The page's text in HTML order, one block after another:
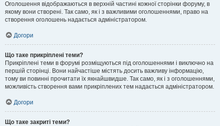
Оголошення відображаються в верхній частині кожної сторінки форуму, в
якому вони створені. Так само, як і з важливими оголошеннями, право на
створення оголошень надається адміністратором.
Догори
Що таке прикріплені теми?
Прикріплені теми в форумі розміщуються під оголошеннями і виключно на
першій сторінці. Вони найчастіше містять досить важливу інформацію,
тому ви повинні прочитати їх якнайшвидше. Так само, як і з оголошеннями,
можливість створення вами прикріплених тем надається адміністратором.
Догори
Що таке закриті теми?